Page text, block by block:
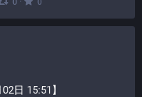
0 0
日 15:51】